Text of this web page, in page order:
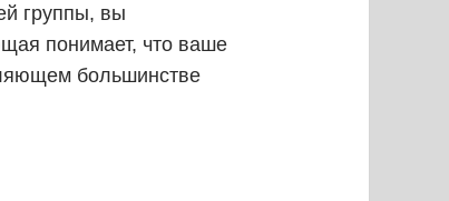
группы, вы
понимает, что ваше
большинстве